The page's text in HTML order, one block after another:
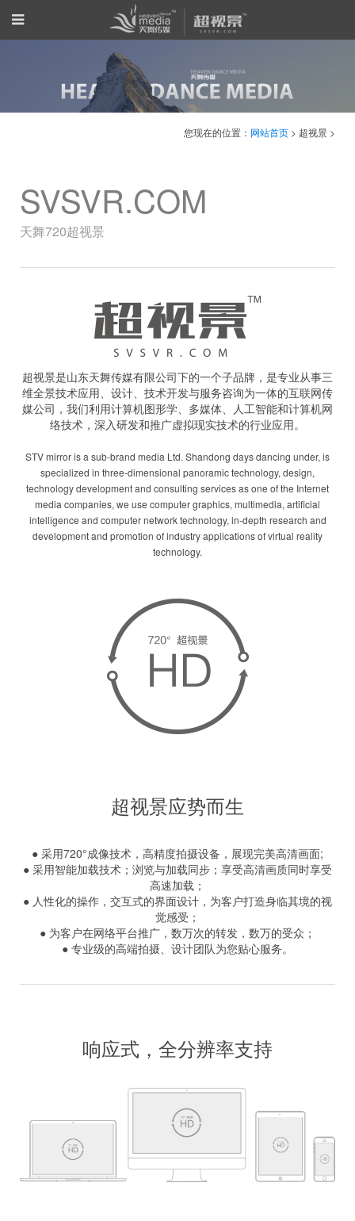
您现在的位置： 网站首页 > 超视景 >
SVSVR.COM
天舞720超视景
超视景是山东天舞传媒有限公司下的一个子品牌，是专业从事三
维全景技术应用、设计、技术开发与服务咨询为一体的互联网传
媒公司，我们利用计算机图形学、多媒体、人工智能和计算机网
络技术，深入研发和推广虚拟现实技术的行业应用。
STV mirror is a sub-brand media Ltd. Shandong days dancing under, is
specialized in three-dimensional panoramic technology, design,
technology development and consulting services as one of the Internet
media companies, we use computer graphics, multimedia, artificial
intelligence and computer network technology, in-depth research and
development and promotion of industry applications of virtual reality
technology.
超视景应势而生
● 采用720°成像技术，高精度拍摄设备，展现完美高清画面;
● 采用智能加载技术；浏览与加载同步；享受高清画质同时享受
高速加载；
● 人性化的操作，交互式的界面设计，为客户打造身临其境的视
觉感受；
● 为客户在网络平台推广，数万次的转发，数万的受众；
● 专业级的高端拍摄、设计团队为您贴心服务。
响应式，全分辨率支持